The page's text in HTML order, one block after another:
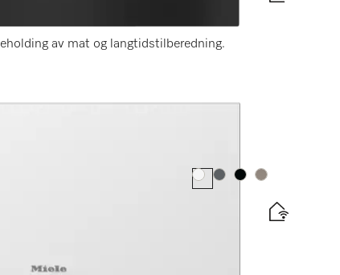
av mat og langtidstilberedning.
Farge:Farge:Farge:Farge:
for nisjer på 90 cm
av mat og langtidstilberedning.